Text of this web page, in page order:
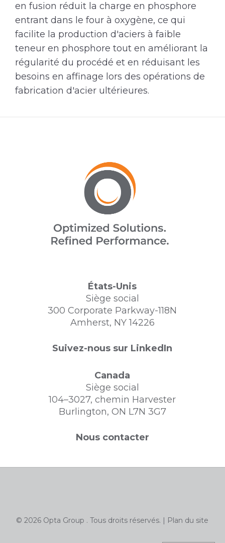
en fusion réduit la charge en phosphore
entrant dans le four à oxygène, ce qui
facilite la production d'aciers à faible
teneur en phosphore tout en améliorant la
régularité du procédé et en réduisant les
besoins en affinage lors des opérations de
fabrication d'acier ultérieures.
États-Unis
Siège social
300 Corporate Parkway-118N
Amherst, NY 14226
Suivez-nous sur LinkedIn
Canada
Siège social
104–3027, chemin Harvester
Burlington, ON L7N 3G7
Nous contacter
© 2026 Opta Group . Tous droits réservés. | Plan du site